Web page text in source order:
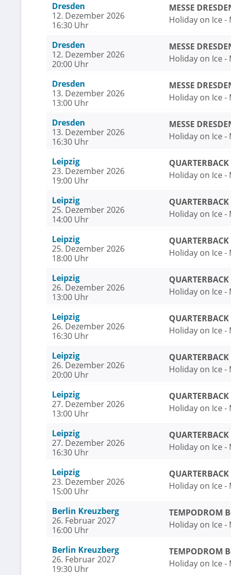
Dresden
12. Dezember 2026
16:30 Uhr
MESSE
Holiday on Ice -
Dresden
12. Dezember 2026
20:00 Uhr
MESSE
Holiday on Ice -
Dresden
13. Dezember 2026
13:00 Uhr
MESSE
Holiday on Ice -
Dresden
13. Dezember 2026
16:30 Uhr
MESSE
Holiday on Ice -
Leipzig
23. Dezember 2026
19:00 Uhr
Holiday on Ice -
Leipzig
25. Dezember 2026
14:00 Uhr
Holiday on Ice -
Leipzig
25. Dezember 2026
18:00 Uhr
Holiday on Ice -
Leipzig
26. Dezember 2026
13:00 Uhr
Holiday on Ice -
Leipzig
26. Dezember 2026
16:30 Uhr
Holiday on Ice -
Leipzig
26. Dezember 2026
20:00 Uhr
Holiday on Ice -
Leipzig
27. Dezember 2026
13:00 Uhr
Holiday on Ice -
Leipzig
27. Dezember 2026
16:30 Uhr
Holiday on Ice -
Leipzig
23. Dezember 2026
15:00 Uhr
Holiday on Ice -
Berlin Kreuzberg
26. Februar 2027
16:00 Uhr
TEMPODROM
Holiday on Ice -
Berlin Kreuzberg
26. Februar 2027
19:30 Uhr
TEMPODROM
Holiday on Ice -